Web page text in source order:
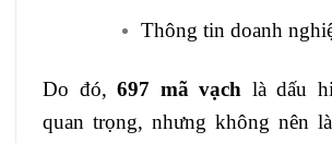
Thông tin doanh
Do đó,697 mã vạch là dấu
quan trọng, nhưng không nên